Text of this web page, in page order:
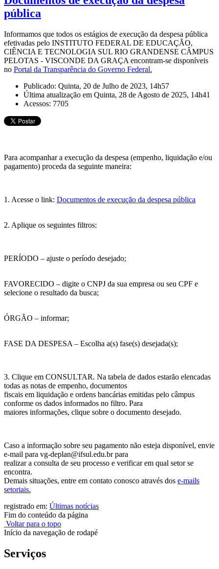
pública
Informamos que todos os estágios de execução da despesa pública
efetivadas pelo INSTITUTO FEDERAL DE EDUCAÇÃO,
CIÊNCIA E TECNOLOGIA SUL RIO GRANDENSE CÂMPUS
PELOTAS - VISCONDE DA GRAÇA encontram-se disponíveis
no Portal da Transparência do Governo Federal.
Publicado: Quinta, 20 de Julho de 2023, 14h57
Última atualização em Quinta, 28 de Agosto de 2025, 14h41
Acessos: 7705
Para acompanhar a execução da despesa (empenho, liquidação e/ou
pagamento) proceda da seguinte maneira:
1. Acesse o link: Documentos de execução da despesa pública
2. Aplique os seguintes filtros:
PERÍODO – ajuste o período desejado;
FAVORECIDO – digite o CNPJ da sua empresa ou seu CPF e
selecione o resultado da busca;
ÓRGÃO – informar;
FASE DA DESPESA – Escolha a(s) fase(s) desejada(s);
3. Clique em CONSULTAR. Na tabela de dados estarão elencadas
todas as notas de empenho, documentos
fiscais em liquidação e ordens bancárias emitidas pelo câmpus
conforme os dados informados no filtro. Para
maiores informações, clique sobre o documento desejado.
Caso a informação sobre seu pagamento não esteja disponível, envie
e-mail para vg-deplan@ifsul.edu.br para
realizar a consulta de seu processo e verificar em qual setor se
encontra.
Demais situações, entre em contato conosco através dos e-mails
setoriais.
registrado em: Últimas notícias
Fim do conteúdo da página
Voltar para o topo
Início da navegação de rodapé
Serviços